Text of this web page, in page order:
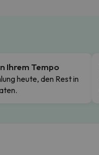
Ihrem Tempo
heute, den Rest in